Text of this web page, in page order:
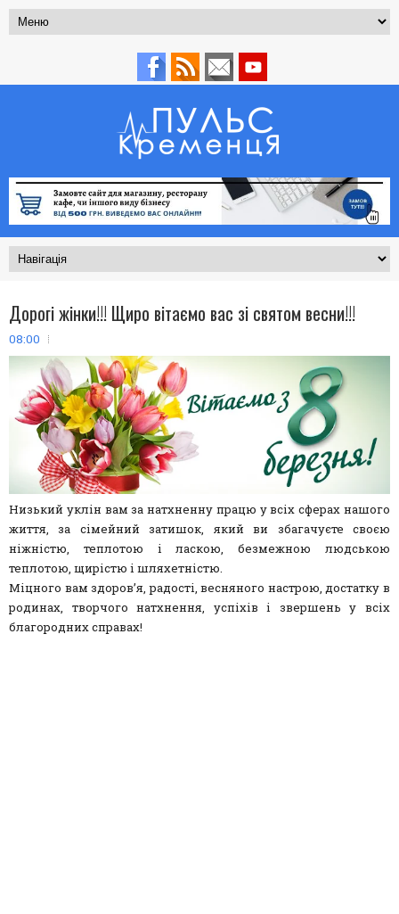
Дорогі жінки!!! Щиро вітаємо вас зі святом весни!!!
08:00
Низький уклін вам за натхненну працю у всіх сферах нашого
життя, за сімейний затишок, який ви збагачуєте своєю
ніжністю, теплотою і ласкою, безмежною людською
теплотою, щирістю і шляхетністю.
Міцного вам здоров’я, радості, весняного настрою, достатку в
родинах, творчого натхнення, успіхів і звершень у всіх
благородних справах!